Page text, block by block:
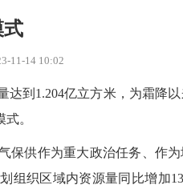
式
11-14 10:02
到1.204亿立方米，为霜降以
。
供作为重大政治任务、作为
组织区域内资源量同比增加